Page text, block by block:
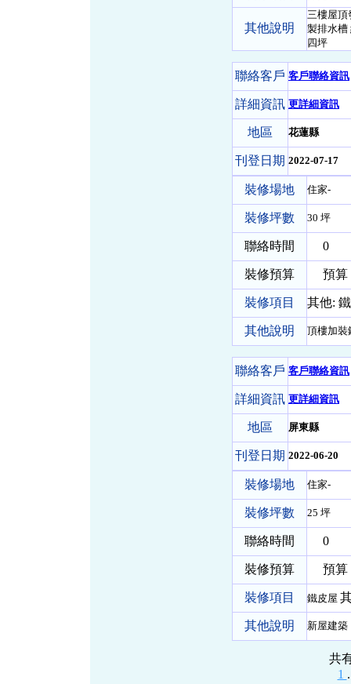
其他說明
三樓屋頂
製排水槽
四坪
聯絡客戶 客戶聯絡資訊
詳細資訊 更詳細資訊
地區 花蓮縣
刊登日期 2022-07-17
裝修場地 住家-
裝修坪數 30 坪
聯絡時間 0
裝修預算 預算
裝修項目 其他:
其他說明 頂樓加裝
聯絡客戶 客戶聯絡資訊
詳細資訊 更詳細資訊
地區 屏東縣
刊登日期 2022-06-20
裝修場地 住家-
裝修坪數 25 坪
聯絡時間 0
裝修預算 預算
裝修項目 鐵皮屋
其他說明 新屋建築
共
1 .